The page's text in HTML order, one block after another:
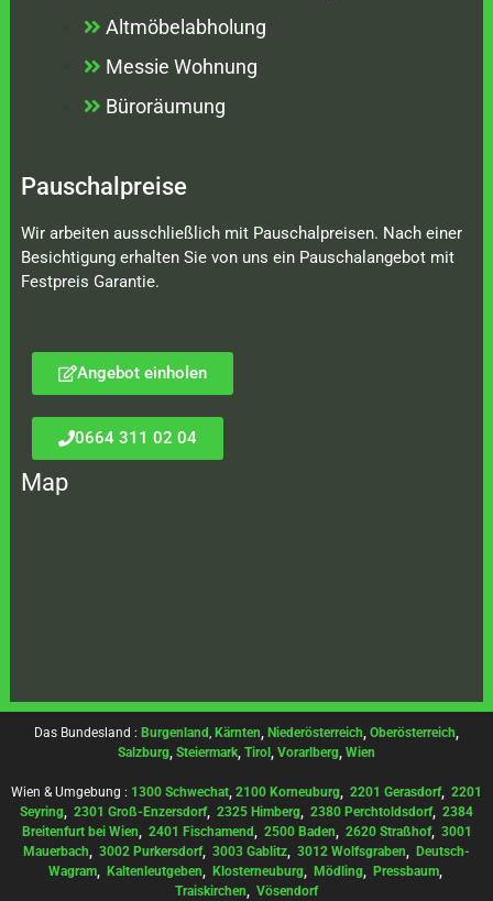
Altmöbelabholung
Messie Wohnung
Büroräumung
Pauschalpreise
Wir arbeiten ausschließlich mit Pauschalpreisen. Nach einer
Besichtigung erhalten Sie von uns ein Pauschalangebot mit
Festpreis Garantie.
Angebot einholen
0664 311 02 04
Map
Das Bundesland : Burgenland Kärnten Niederösterreich Oberösterreich
Salzburg Steiermark Tirol Vorarlberg Wien
Wien & Umgebung : 1300 Schwechat 2100 Korneuburg 2201 Gerasdorf, 2201
Seyring
2301 Groß-Enzersdorf, 2325 Himberg 2380 Perchtoldsdorf, 2384
Breitenfurt bei Wien
2401 Fischamend 2500 Baden 2620 Straßhof, 3001
Mauerbach
3002 Purkersdorf, 3003 Gablitz 3012 Wolfsgraben
Deutsch-
Wagram, Kaltenleutgeben Klosterneuburg, Mödling, Pressbaum,
Traiskirchen
Vösendorf